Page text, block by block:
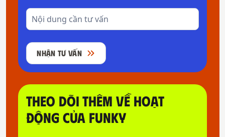
NHẬN TƯ VẤN
THEO DÕI THÊM VỀ HOẠT
ĐỘNG CỦA FUNKY